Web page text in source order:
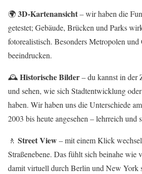
🌍3D-Kartenansicht– wir haben die
getestet; Gebäude, Brücken und Parks
fotorealistisch. Besonders Metropolen und
beeindrucken.
🕰Historische Bilder– du kannst in der
und sehen, wie sich Stadtentwicklung
haben. Wir haben uns die Unterschiede
2003 bis heute angesehen – lehrreich und
🚶 Street View– mit einem Klick
Straßenebene. Das fühlt sich beinahe wie
damit virtuell durch Berlin und New York